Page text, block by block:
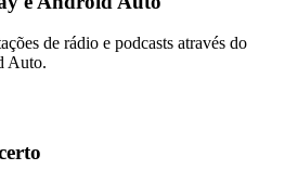
de rádio e podcasts através do
Auto.